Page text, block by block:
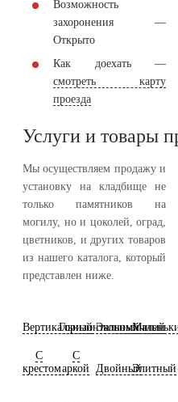
Возможность
захоронения —
Открыто
Как доехать —
смотреть карту
проезда
Услуги и товары
Мы осуществляем продажу и
установку на кладбище не
только памятников на
могилу, но и цоколей, оград,
цветников, и других товаров
из нашего каталога, который
представлен ниже.
ВертикальныйГоризонтальный
Экономичный
С
крестом
С
аркой
ДвойныйЭлитный